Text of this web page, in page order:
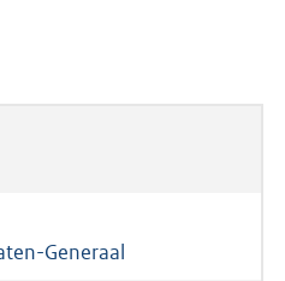
Generaal